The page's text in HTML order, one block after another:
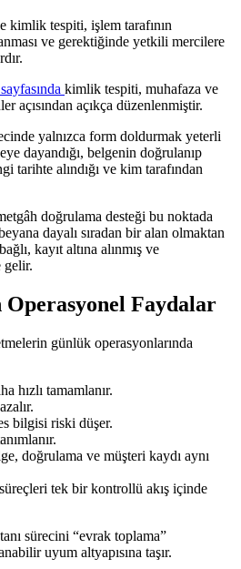
tespiti, işlem tarafının
ve gerektiğinde yetkili mercilere
kimlik tespiti, muhafaza ve
açısından açıkça düzenlenmiştir.
yalnızca form doldurmak yeterli
dayandığı, belgenin doğrulanıp
tarihte alındığı ve kim tarafından
doğrulama desteği bu noktada
dayalı sıradan bir alan olmaktan
kayıt altına alınmış ve
gelir.
Faydalar
günlük operasyonlarında
hızlı tamamlanır.
bilgisi riski düşer.
doğrulama ve müşteri kaydı aynı
tek bir kontrollü akış içinde
sürecini “evrak toplama”
uyum altyapısına taşır.